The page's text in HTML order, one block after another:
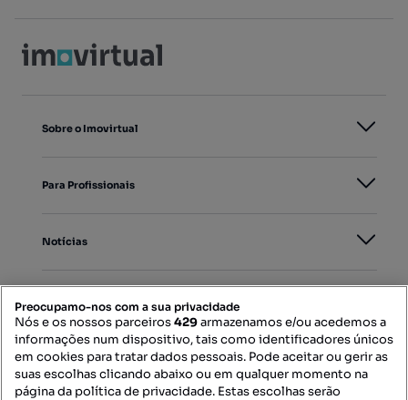
Sobre o Imovirtual
Para Profissionais
Notícias
Mapa do Site
Preocupamo-nos com a sua privacidade
Nós e os nossos parceiros429armazenamos e/ou acedemos a
informações num dispositivo, tais como identificadores únicos
em cookies para tratar dados pessoais. Pode aceitar ou gerir as
suas escolhas clicando abaixo ou em qualquer momento na
página da política de privacidade. Estas escolhas serão